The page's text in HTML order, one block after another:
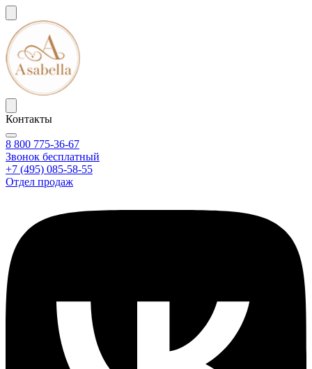
Контакты
8 800 775-36-67
Звонок бесплатный
+7 (495) 085-58-55
Отдел продаж